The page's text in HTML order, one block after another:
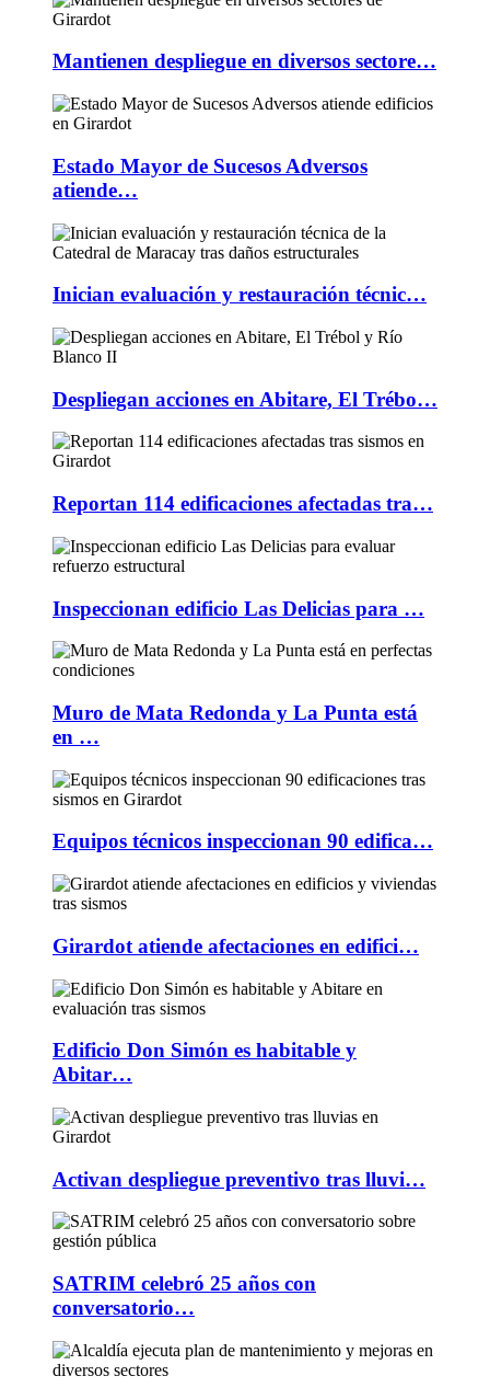
Mantienen despliegue en diversos sectore…
Estado Mayor de Sucesos Adversos
atiende…
Inician evaluación y restauración técnic…
Despliegan acciones en Abitare, El Trébo…
Reportan 114 edificaciones afectadas tra…
Inspeccionan edificio Las Delicias para …
Muro de Mata Redonda y La Punta está
en …
Equipos técnicos inspeccionan 90 edifica…
Girardot atiende afectaciones en edifici…
Edificio Don Simón es habitable y
Abitar…
Activan despliegue preventivo tras lluvi…
SATRIM celebró 25 años con
conversatorio…